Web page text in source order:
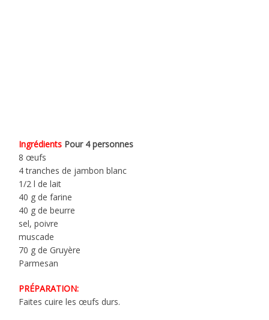
Ingrédients Pour 4 personnes
8 œufs
4 tranches de jambon blanc
1/2 l de lait
40 g de farine
40 g de beurre
sel, poivre
muscade
70 g de Gruyère
Parmesan
PRÉPARATION:
Faites cuire les œufs durs.